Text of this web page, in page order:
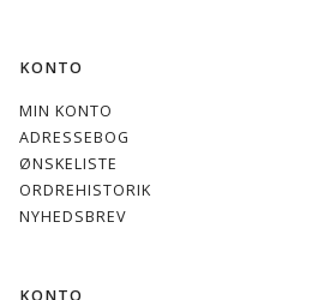
KONTO
MIN KONTO
ADRESSEBOG
ØNSKELISTE
ORDREHISTORIK
NYHEDSBREV